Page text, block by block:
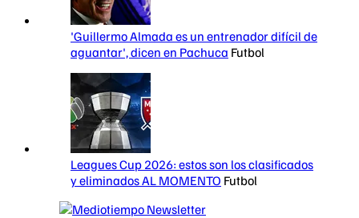
'Guillermo Almada es un entrenador difícil de
aguantar', dicen en Pachuca Futbol
Leagues Cup 2026: estos son los clasificados
y eliminados AL MOMENTO Futbol